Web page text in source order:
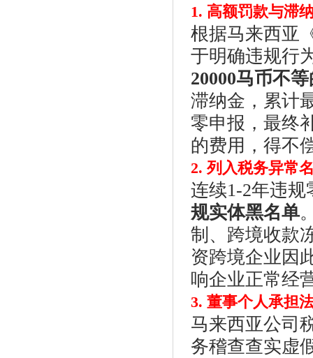
1. 高额罚款与滞
根据马来西亚
于明确违规行
20000马币不
滞纳金，累计
零申报，最终
的费用，得不
2. 列入税务异常
连续1-2年违
规实体黑名单
制、跨境收款
资跨境企业因
响企业正常经
3. 董事个人承担
马来西亚公司
务稽查查实虚